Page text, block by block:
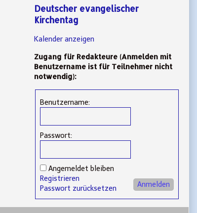
Deutscher evangelischer
Kirchentag
Kalender anzeigen
Zugang für Redakteure (Anmelden mit
Benutzername ist für Teilnehmer nicht
notwendig):
Benutzername:
Passwort:
Angemeldet bleiben
Anmelden
Registrieren
Passwort zurücksetzen